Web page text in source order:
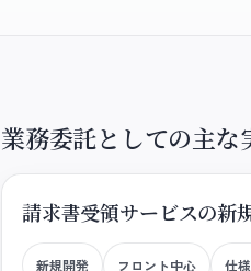
業務委託としての主な
請求書受領サービスの新
新規開発 フロント中心 仕